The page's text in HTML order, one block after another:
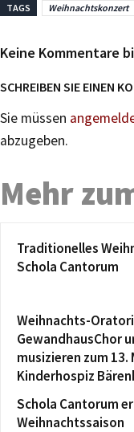
TAGS Weihnachtskonzert
Keine Kommentare
SCHREIBEN SIE EINEN
Sie müssen
abzugeben.
Mehr
Traditionelles
Schola Cantorum
Weihnachts-
GewandhausChor
musizieren zum 13.
Kinderhospiz
Schola Cantorum
Weihnachtssaison